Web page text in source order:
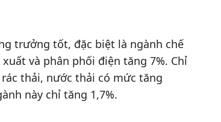
trưởng tốt, đặc biệt là ngành chế
và phân phối điện tăng 7%. Chỉ
thải, nước thải có mức tăng
này chỉ tăng 1,7%.